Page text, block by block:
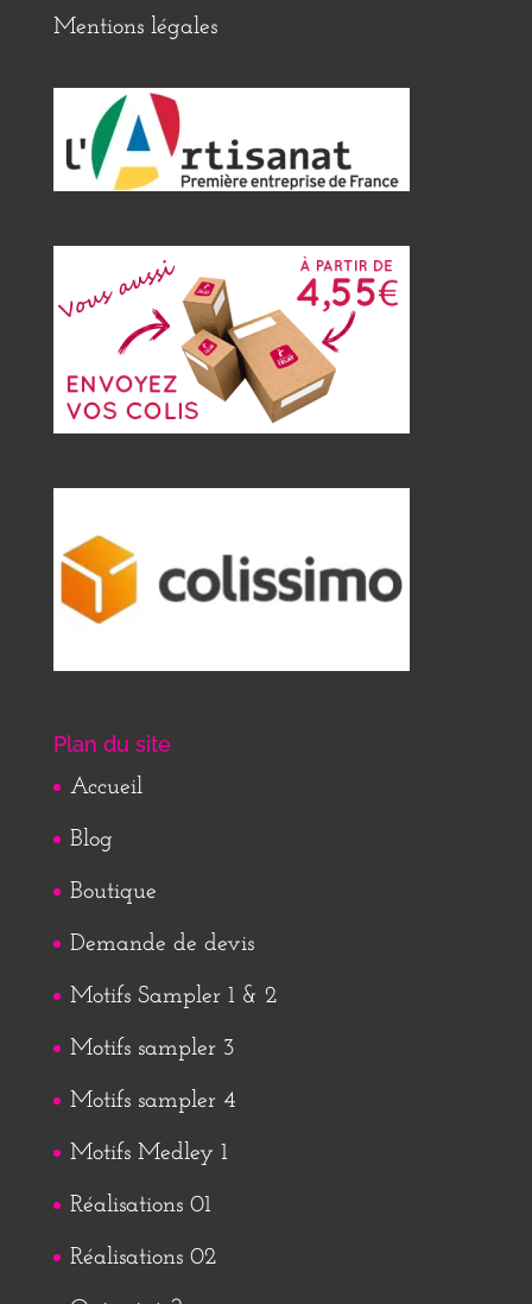
Mentions légales
Plan du site
Accueil
Blog
Boutique
Demande de devis
Motifs Sampler 1 & 2
Motifs sampler 3
Motifs sampler 4
Motifs Medley 1
Réalisations 01
Réalisations 02